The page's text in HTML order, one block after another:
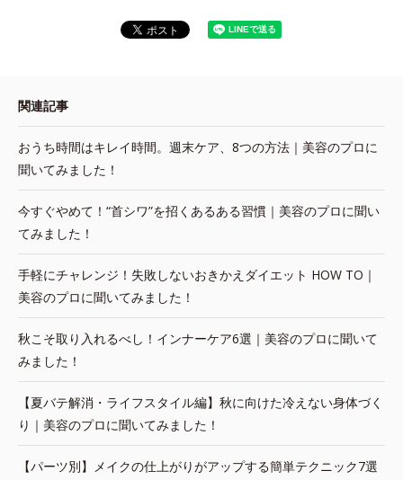
関連記事
おうち時間はキレイ時間。週末ケア、8つの方法｜美容のプロに
聞いてみました！
今すぐやめて！“首シワ”を招くあるある習慣｜美容のプロに聞い
てみました！
手軽にチャレンジ！失敗しないおきかえダイエット HOW TO｜
美容のプロに聞いてみました！
秋こそ取り入れるべし！インナーケア6選｜美容のプロに聞いて
みました！
【夏バテ解消・ライフスタイル編】秋に向けた冷えない身体づく
り｜美容のプロに聞いてみました！
【パーツ別】メイクの仕上がりがアップする簡単テクニック7選